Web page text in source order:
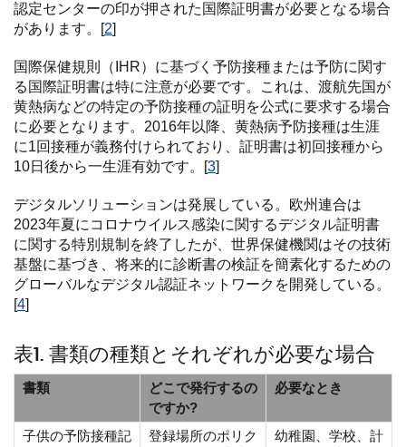
認定センターの印が押された国際証明書が必要となる場合
があります。[2]
国際保健規則（IHR）に基づく予防接種または予防に関す
る国際証明書は特に注意が必要です。これは、渡航先国が
黄熱病などの特定の予防接種の証明を公式に要求する場合
に必要となります。2016年以降、黄熱病予防接種は生涯
に1回接種が義務付けられており、証明書は初回接種から
10日後から一生涯有効です。[3]
デジタルソリューションは発展している。欧州連合は
2023年夏にコロナウイルス感染に関するデジタル証明書
に関する特別規制を終了したが、世界保健機関はその技術
基盤に基づき、将来的に診断書の検証を簡素化するための
グローバルなデジタル認証ネットワークを開発している。
[4]
表1. 書類の種類とそれぞれが必要な場合
書類
どこで発行するの
ですか?
必要なとき
子供の予防接種記
登録場所のポリク
幼稚園、学校、計